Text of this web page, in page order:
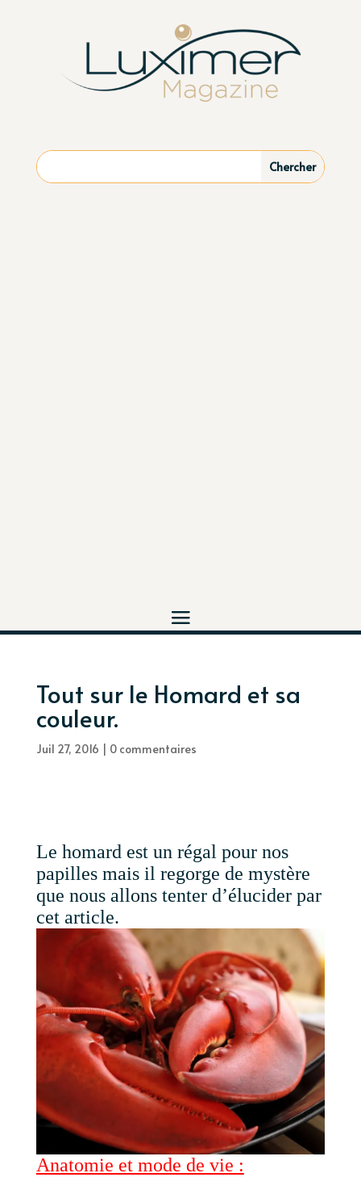
Tout sur le Homard et sa
couleur.
Juil 27, 2016 | 0 commentaires
Le homard est un régal pour nos
papilles mais il regorge de mystère
que nous allons tenter d’élucider par
cet article.
Anatomie et mode de vie :